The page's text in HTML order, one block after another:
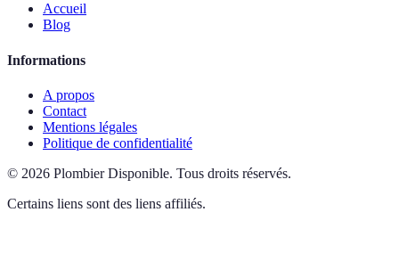
Accueil
Blog
Informations
A propos
Contact
Mentions légales
Politique de confidentialité
© 2026 Plombier Disponible. Tous droits réservés.
Certains liens sont des liens affiliés.